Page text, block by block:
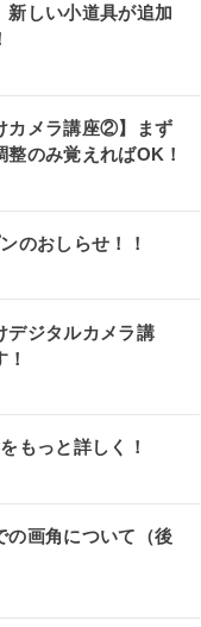
新しい小道具が追加
カメラ講座②】まず
整のみ覚えればOK！
のおしらせ！！
デジタルカメラ講
もっと詳しく！
の画角について（後